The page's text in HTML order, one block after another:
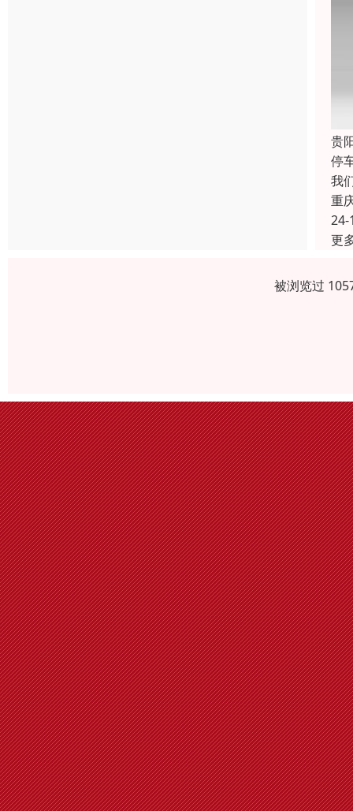
贵
停
我
重
24-
更
被浏览过